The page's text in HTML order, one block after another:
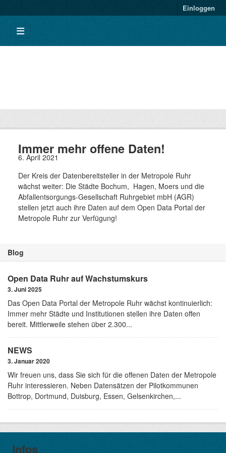
Einloggen
Blog
Open Data Ruhr auf Wachstumskurs
3. Juni 2025
Das Open Data Portal der Metropole Ruhr wächst kontinuierlich:
Immer mehr Städte und Institutionen stellen ihre Daten offen
bereit. Mittlerweile stehen über 2.300...
NEWS
3. Januar 2020
Wir freuen uns, dass Sie sich für die offenen Daten der Metropole
Ruhr interessieren. Neben Datensätzen der Pilotkommunen
Bottrop, Dortmund, Duisburg, Essen, Gelsenkirchen,...
Immer mehr offene Daten!
6. April 2021
Der Kreis der Datenbereitsteller in der Metropole Ruhr
wächst weiter: Die Städte Bochum, Hagen, Moers und die
Abfallentsorgungs-Gesellschaft Ruhrgebiet mbH (AGR)
stellen jetzt auch ihre Daten auf dem Open Data Portal der
Metropole Ruhr zur Verfügung!
Infos